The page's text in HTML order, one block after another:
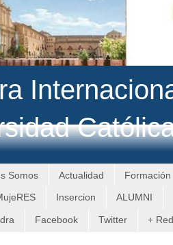
Somos Actualidad Formación
Insercion ALUMNI
Facebook Twitter +